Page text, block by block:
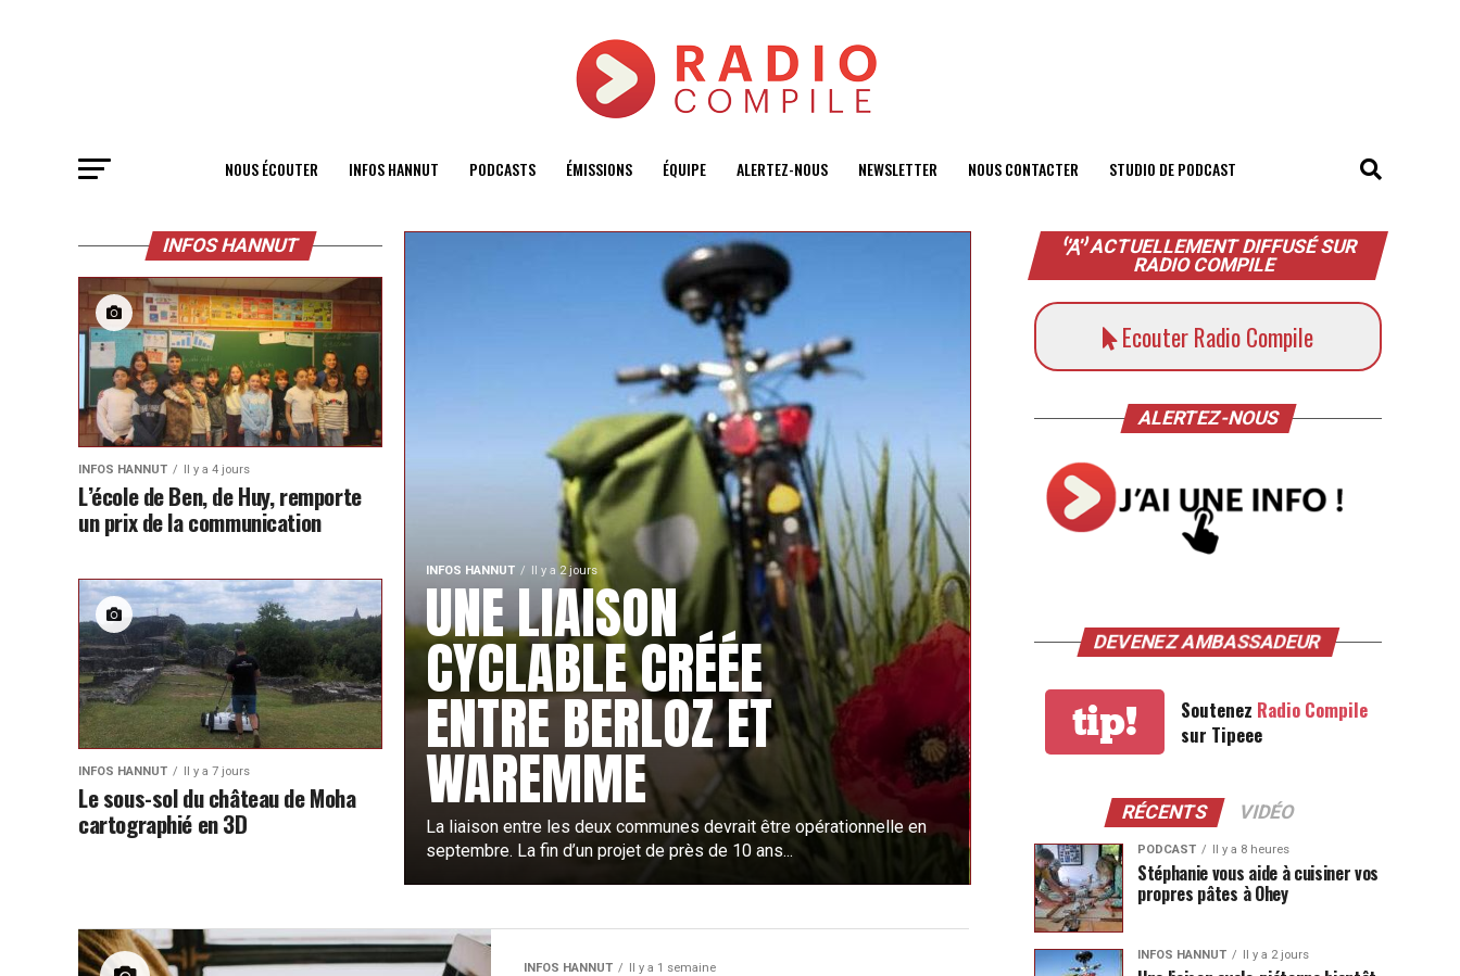
NOUS ÉCOUTER INFOS HANNUT PODCASTS ÉMISSIONS ÉQUIPE ALERTEZ-NOUS NEWSLETTER NOUS CONTACTER STUDIO DE PODCAST
INFOS HANNUT Il y a 2 jours
UNE LIAISON
CYCLABLE CRÉÉE
ENTRE BERLOZ ET
WAREMME
La liaison entre les deux communes devrait être opérationnelle en
septembre. La fin d’un projet de près de 10 ans...
INFOS HANNUT
INFOS HANNUT Il y a 4 jours
L’école de Ben, de Huy, remporte
un prix de la communication
INFOS HANNUT Il y a 7 jours
Le sous-sol du château de Moha
cartographié en 3D
INFOS HANNUT Il y a 1 semaine
ACTUELLEMENT DIFFUSÉ SUR
RADIO COMPILE
Ecouter Radio Compile
ALERTEZ-NOUS
DEVENEZ AMBASSADEUR
tip! Soutenez Radio Compile
sur Tipeee
RÉCENTS VIDÉO
PODCAST Il y a 8 heures
Stéphanie vous aide à cuisiner vos
propres pâtes à Ohey
INFOS HANNUT Il y a 2 jours